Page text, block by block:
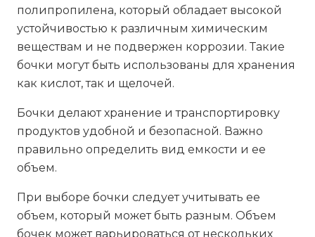
полипропилена, который обладает высокой
устойчивостью к различным химическим
веществам и не подвержен коррозии. Такие
бочки могут быть использованы для хранения
как кислот, так и щелочей.
Бочки делают хранение и транспортировку
продуктов удобной и безопасной. Важно
правильно определить вид емкости и ее
объем.
При выборе бочки следует учитывать ее
объем, который может быть разным. Объем
бочек может варьироваться от нескольких